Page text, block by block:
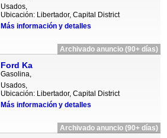
Usados,
Ubicación: Libertador, Capital District
Más información y detalles
Archivado anuncio (90+ días)
Ford Ka
Gasolina,
Usados,
Ubicación: Libertador, Capital District
Más información y detalles
Archivado anuncio (90+ días)